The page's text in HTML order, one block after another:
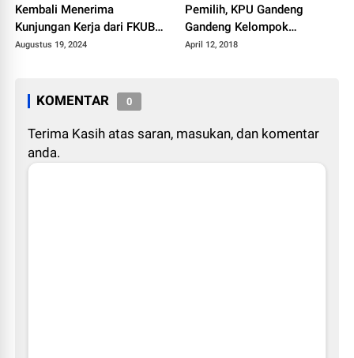
Kembali Menerima
Kunjungan Kerja dari FKUB
Provinsi Jawa Barat
Augustus 19, 2024
Pemilih, KPU Gandeng
Gandeng Kelompok
Keagamaan
April 12, 2018
KOMENTAR 0
Terima Kasih atas saran, masukan, dan komentar
anda.